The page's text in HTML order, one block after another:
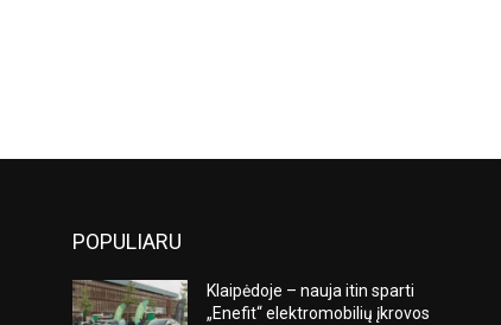
POPULIARU
Klaipėdoje – nauja itin sparti
„Enefit“ elektromobilių įkrovos